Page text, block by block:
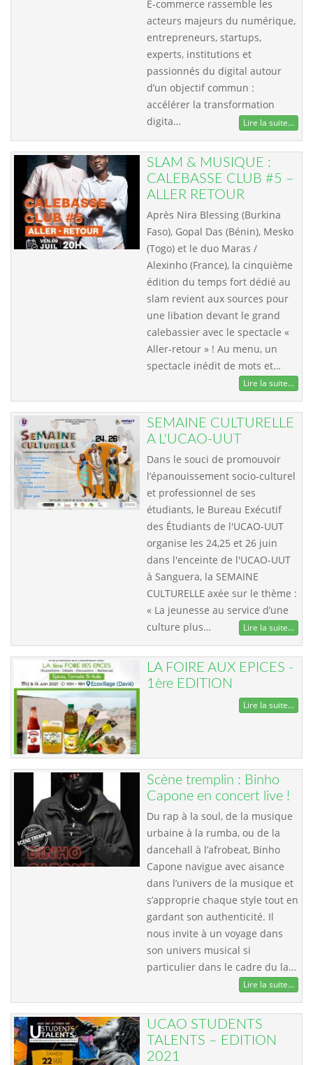
E-commerce rassemble les
acteurs majeurs du numérique,
entrepreneurs, startups,
experts, institutions et
passionnés du digital autour
d’un objectif commun :
accélérer la transformation
digita…
Lire la suite...
SLAM & MUSIQUE :
CALEBASSE CLUB #5 –
ALLER RETOUR
Après Nira Blessing (Burkina
Faso), Gopal Das (Bénin), Mesko
(Togo) et le duo Maras /
Alexinho (France), la cinquième
édition du temps fort dédié au
slam revient aux sources pour
une libation devant le grand
calebassier avec le spectacle «
Aller-retour » ! Au menu, un
spectacle inédit de mots et…
Lire la suite...
SEMAINE CULTURELLE
A L'UCAO-UUT
Dans le souci de promouvoir
l’épanouissement socio-culturel
et professionnel de ses
étudiants, le Bureau Exécutif
des Étudiants de l'UCAO-UUT
organise les 24,25 et 26 juin
dans l'enceinte de l'UCAO-UUT
à Sanguera, la SEMAINE
CULTURELLE axée sur le thème :
« La jeunesse au service d’une
culture plus…
Lire la suite...
LA FOIRE AUX EPICES -
1ère EDITION
Lire la suite...
Scène tremplin : Binho
Capone en concert live !
Du rap à la soul, de la musique
urbaine à la rumba, ou de la
dancehall à l’afrobeat, Binho
Capone navigue avec aisance
dans l’univers de la musique et
s’approprie chaque style tout en
gardant son authenticité. Il
nous invite à un voyage dans
son univers musical si
particulier dans le cadre du la…
Lire la suite...
UCAO STUDENTS
TALENTS – EDITION
2021